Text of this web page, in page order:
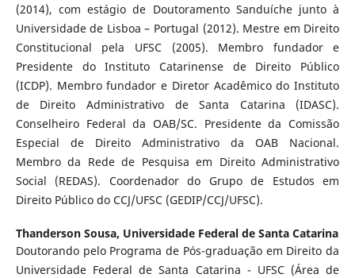
(2014), com estágio de Doutoramento Sanduíche junto à
Universidade de Lisboa – Portugal (2012). Mestre em Direito
Constitucional pela UFSC (2005). Membro fundador e
Presidente do Instituto Catarinense de Direito Público
(ICDP). Membro fundador e Diretor Acadêmico do Instituto
de Direito Administrativo de Santa Catarina (IDASC).
Conselheiro Federal da OAB/SC. Presidente da Comissão
Especial de Direito Administrativo da OAB Nacional.
Membro da Rede de Pesquisa em Direito Administrativo
Social (REDAS). Coordenador do Grupo de Estudos em
Direito Público do CCJ/UFSC (GEDIP/CCJ/UFSC).
Thanderson Sousa, Universidade Federal de Santa Catarina
Doutorando pelo Programa de Pós-graduação em Direito da
Universidade Federal de Santa Catarina - UFSC (Área de